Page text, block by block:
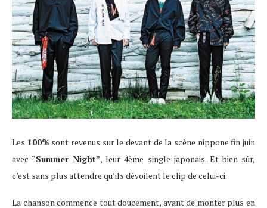
Les 100% sont revenus sur le devant de la scène nippone fin juin
avec “Summer Night”, leur 4ème single japonais. Et bien sûr,
c’est sans plus attendre qu’ils dévoilent le clip de celui-ci.
La chanson commence tout doucement, avant de monter plus en